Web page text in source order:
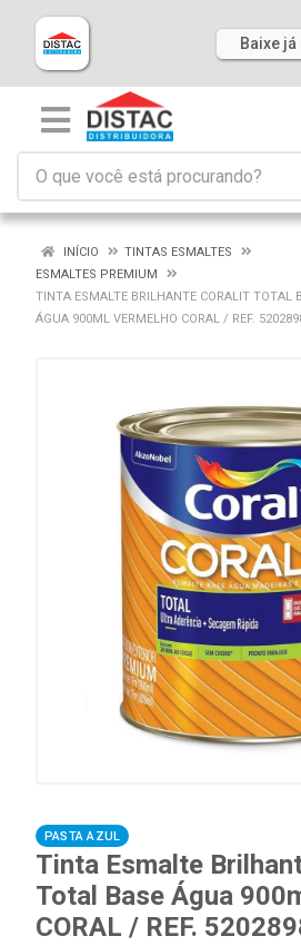
Baixe já
INÍCIO
TINTAS ESMALTES
ESMALTES PREMIUM
TINTA ESMALTE BRILHANTE CORALIT TOTAL
ÁGUA 900ML VERMELHO CORAL / REF.
PASTA AZUL
Tinta Esmalte
Total Base Água
CORAL / REF.